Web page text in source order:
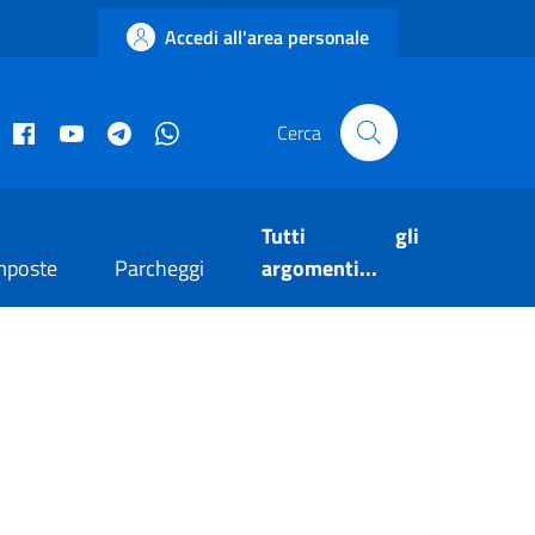
Accedi all'area personale
Facebook istituzionale
Facebook museo civico
YouTube Telegram Cerca
Parcheggi
Tutti gli
argomenti...